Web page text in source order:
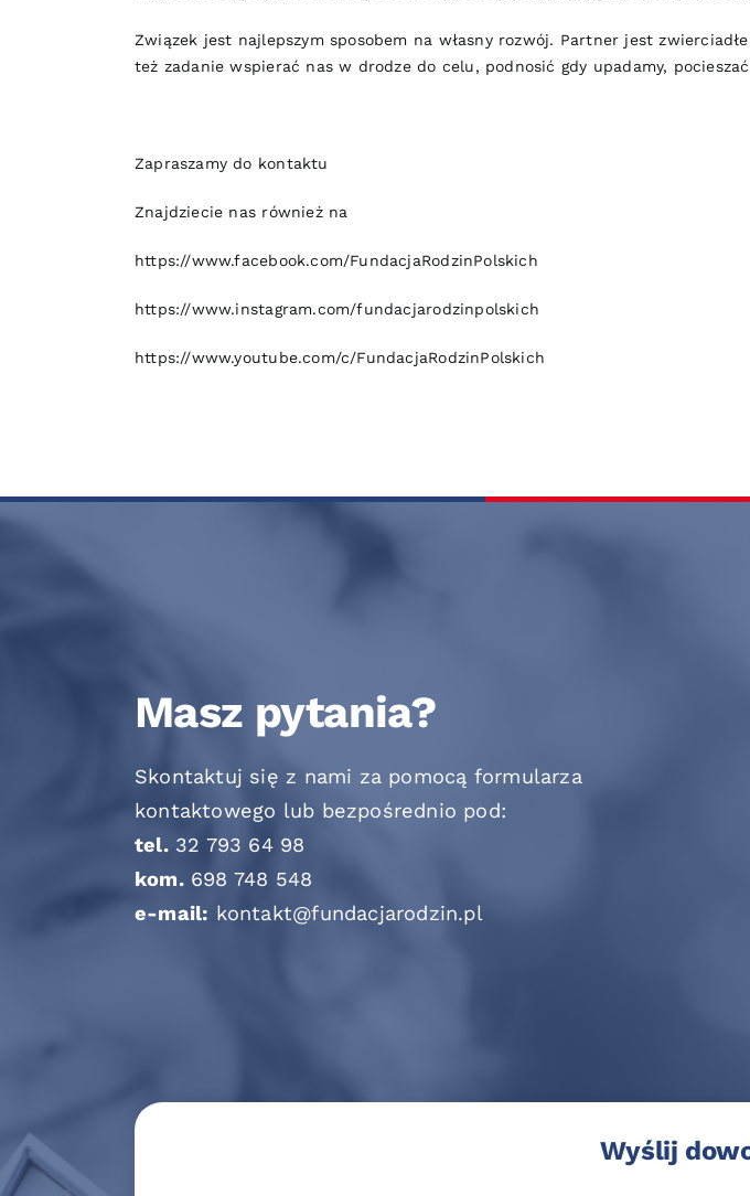
Związek jest najlepszym sposobem na własny rozwój. Partner jest
też zadanie wspierać nas w drodze do celu, podnosić gdy upadamy,
Zapraszamy do kontaktu
Znajdziecie nas również na
https://www.facebook.com/FundacjaRodzinPolskich
https://www.instagram.com/fundacjarodzinpolskich
https://www.youtube.com/c/FundacjaRodzinPolskich
Masz pytania?
Skontaktuj się z nami za pomocą formularza
kontaktowego lub bezpośrednio pod:
tel. 32 793 64 98
kom. 698 748 548
e-mail: kontakt@fundacjarodzin.pl
Wyślij